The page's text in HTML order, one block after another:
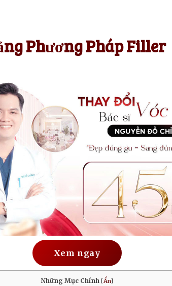
Phương Pháp Filler
Xem ngay
Những Mục Chính [Ẩn]